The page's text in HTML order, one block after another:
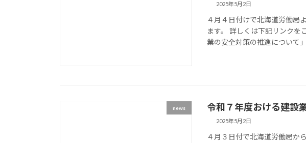
2025年5月2日
４月４日付けで北海道労働局
ます。 詳しくは下記リンクを
業の安全対策の推進について」
news 令和７年度おける建設
2025年5月2日
４月３日付で北海道労働局か